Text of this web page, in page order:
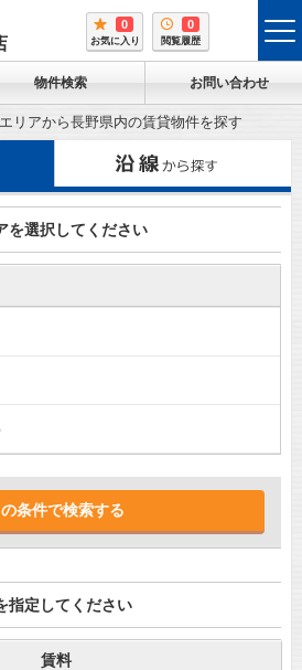
0
お気に入り
0
閲覧履歴
物件検索 お問い合わせ
エリアから長野県内の賃貸物件を探す
を選択してください
指定してください
賃料